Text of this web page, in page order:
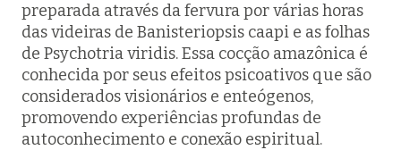
preparada através da fervura por várias horas
das videiras de Banisteriopsis caapi e as folhas
de Psychotria viridis. Essa cocção amazônica é
conhecida por seus efeitos psicoativos que são
considerados visionários e enteógenos,
promovendo experiências profundas de
autoconhecimento e conexão espiritual.